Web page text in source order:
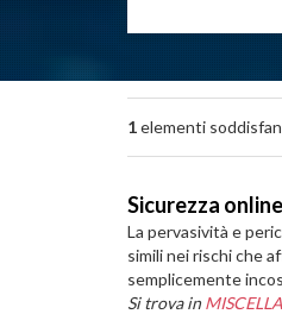
navigazione
1elementi
Sicurezza
La pervasività e
simili nei rischi che
semplicemente
Si trova in